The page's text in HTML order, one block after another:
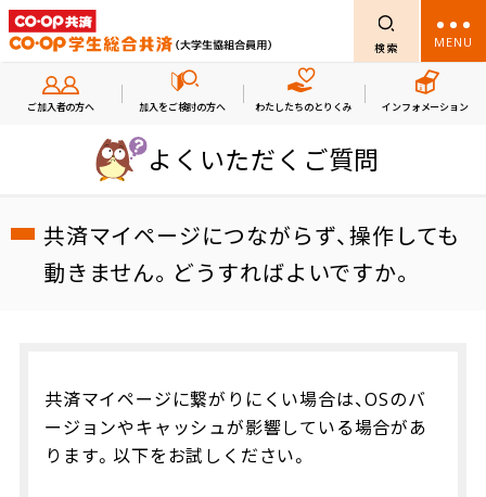
検索 MENU
ご加入者の方へ 加入をご検討の方へ わたしたちのとりくみ インフォメーション
よくいただくご質問
共済マイページにつながらず、操作しても
動きません。どうすればよいですか。
共済マイページに繋がりにくい場合は、OSのバ
ージョンやキャッシュが影響している場合があ
ります。以下をお試しください。